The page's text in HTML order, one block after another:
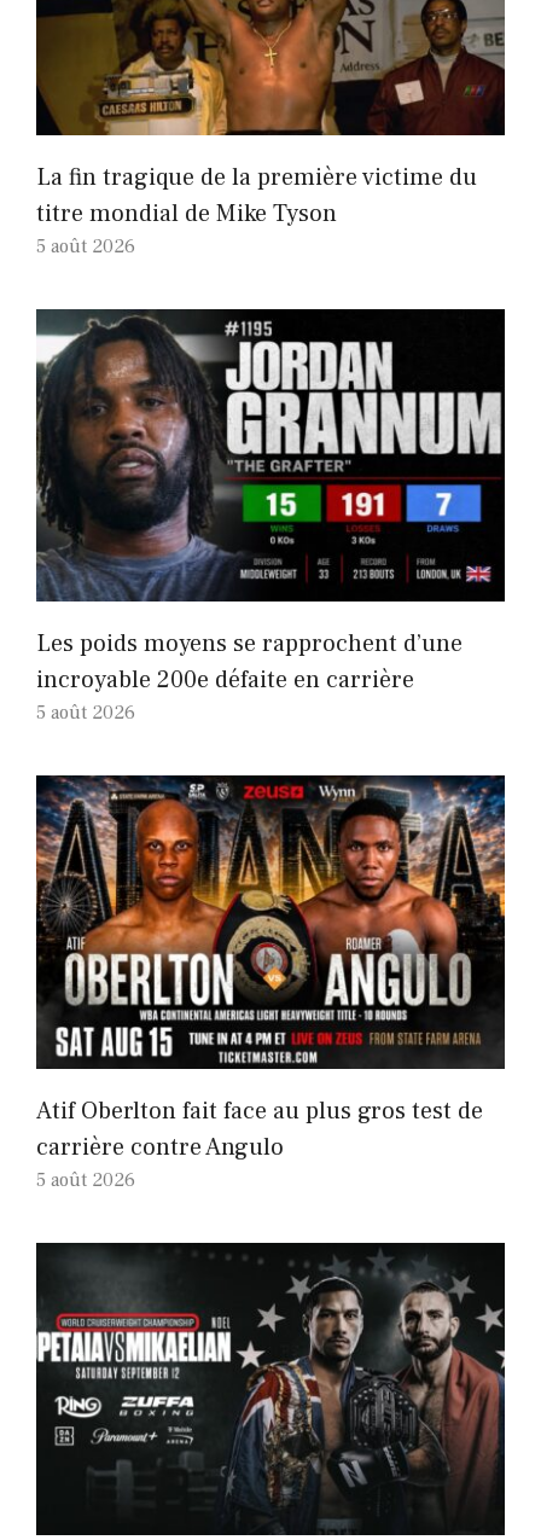
La fin tragique de la première victime du
titre mondial de Mike Tyson
5 août 2026
Les poids moyens se rapprochent d’une
incroyable 200e défaite en carrière
5 août 2026
Atif Oberlton fait face au plus gros test de
carrière contre Angulo
5 août 2026